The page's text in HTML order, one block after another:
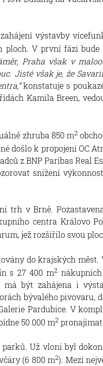
výstavby
ploch. V první fázi
Praha však v
Jisté však je, že
konstatuje s
Kamila Breen,
zhruba 850 m2
došlo k propojení OC
z BNP Paribas Real
snížení
trh v Brně.
centra Královo
jež rozšířilo svou
do krajských měst.
s 27 400 m2
být zahájena i
bývalého pivovaru,
Pardubice. V
50 000 m2
Už vloni byl
(6 800 m2). Mezi